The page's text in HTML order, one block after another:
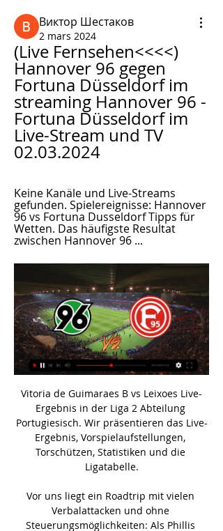
Виктор Шестаков
2 mars 2024
(Live Fernsehen<<<<)
Hannover 96 gegen
Fortuna Düsseldorf im
streaming Hannover 96 -
Fortuna Düsseldorf im
Live-Stream und TV
02.03.2024
Keine Kanäle und Live-Streams
gefunden. Spielereignisse: Hannover
96 vs Fortuna Dusseldorf Tipps für
Wetten. Das häufigste Resultat
zwischen Hannover 96 ...
Vitoria de Guimaraes B vs Leixoes Live-
Ergebnis in der Liga 2 Abteilung
Portugiesisch. Wir präsentieren das Live-
Ergebnis, Vorspielaufstellungen,
Torschützen, Statistiken und die
Ligatabelle.
Vor uns liegt ein Roadtrip mit vielen
Verbalattacken und ohne
Steuerungsmöglichkeiten: Als Phillis